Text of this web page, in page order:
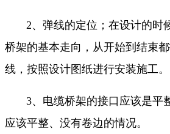
2、弹线的定位；在设计的时
桥架的基本走向，从开始到结束
线，按照设计图纸进行安装施工。
3、电缆桥架的接口应该是平
应该平整、没有卷边的情况。